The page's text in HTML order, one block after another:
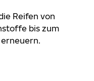
Reifen von
bis zum